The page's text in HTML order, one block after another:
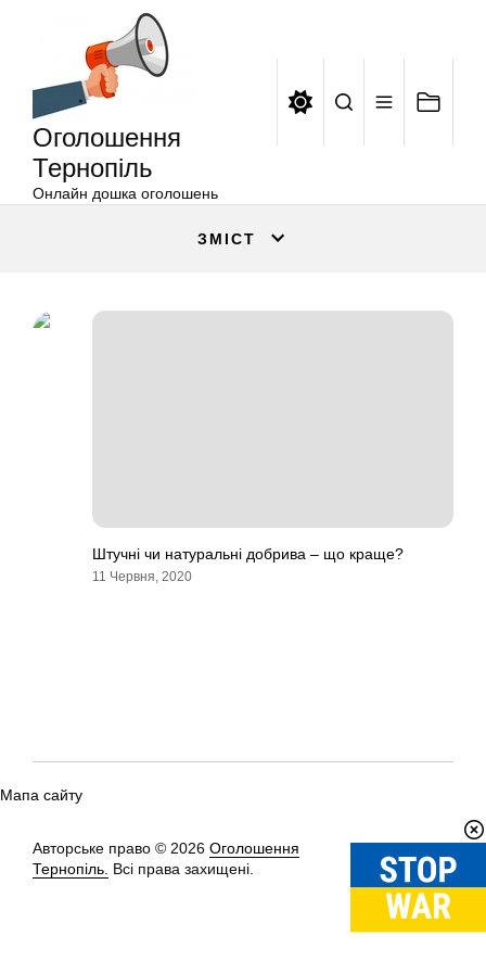
Оголошення
Тернопіль
Онлайн дошка оголошень
ЗМІСТ
Штучні чи натуральні добрива – що краще?
11 Червня, 2020
Мапа сайту
Авторське право © 2026 Оголошення
Тернопіль. Всі права захищені.
Вгору↑